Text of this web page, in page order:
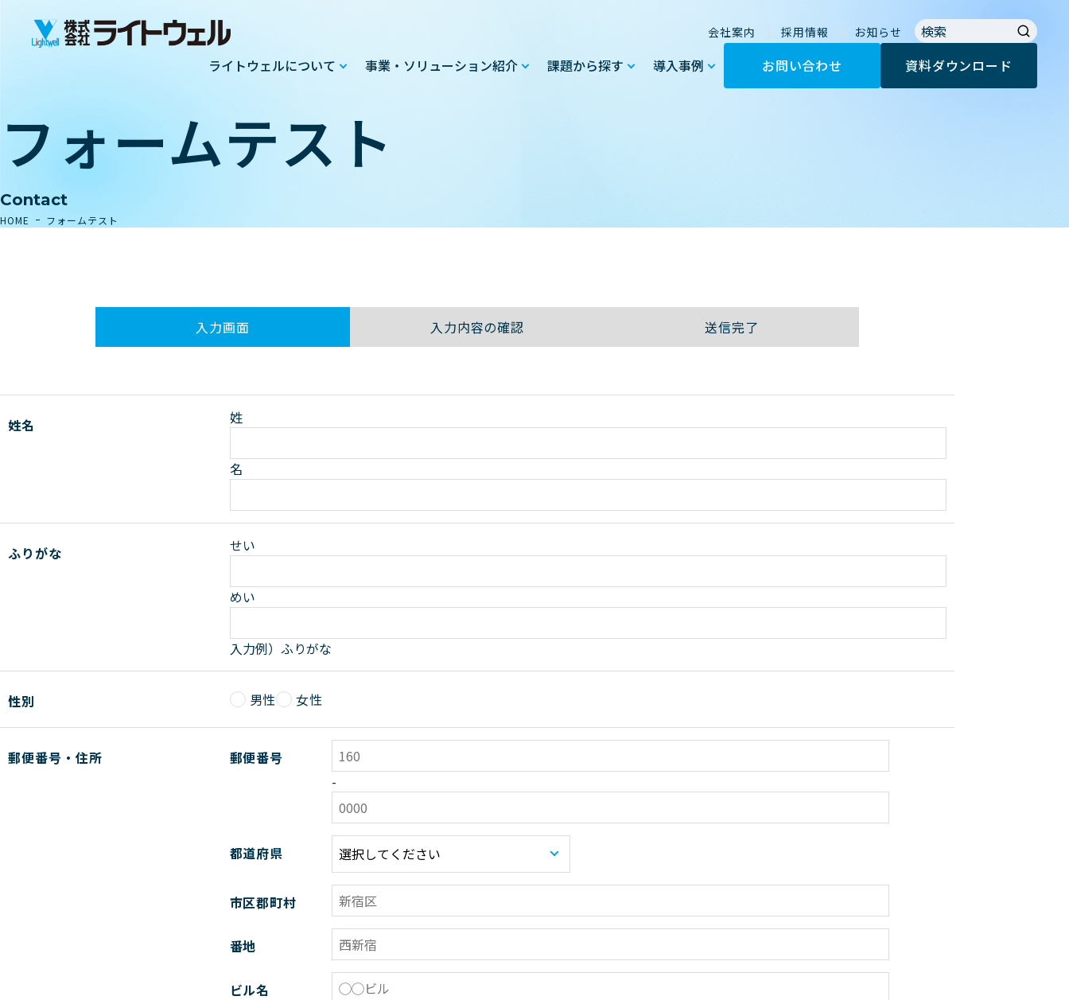
会社案内 採用情報 お知らせ
ライトウェルについて 事業・ソリューション紹介 課題から探す 導入事例 お問い合わせ 資料ダウンロード
フォームテスト
Contact
HOME フォームテスト
入力画面 入力内容の確認 送信完了
姓名 姓
名
ふりがな せい
めい
入力例）ふりがな
性別 男性 女性
郵便番号・住所
郵便番号
-
都道府県
市区郡町村
番地
ビル名